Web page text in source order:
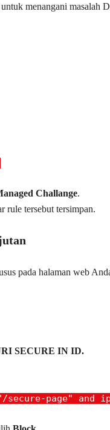
menangani masalah
Challange.
rule tersebut tersimpan.
pada halaman web
SECURE IN ID.
page" and